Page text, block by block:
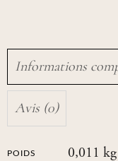
Informations
Avis (0)
POIDS 0,011 kg